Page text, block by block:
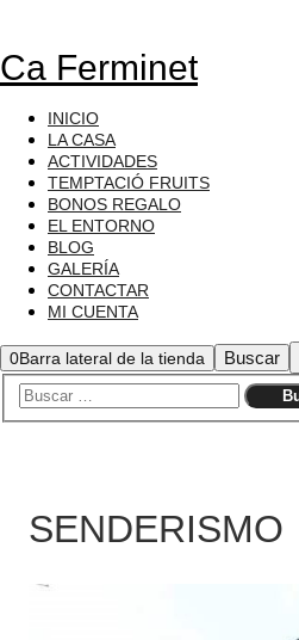
Ca Ferminet
INICIO
LA CASA
ACTIVIDADES
TEMPTACIÓ FRUITS
BONOS REGALO
EL ENTORNO
BLOG
GALERÍA
CONTACTAR
MI CUENTA
0Barra lateral de la tienda Buscar
SENDERISMO